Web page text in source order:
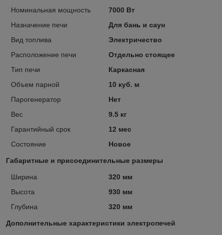
Номинальная мощность
7000 Вт
Назначение печи
Для бань и саун
Вид топлива
Электричество
Расположение печи
Отдельно стоящее
Тип печи
Каркасная
Объем парной
10 куб. м
Парогенератор
Нет
Вес
9.5 кг
Гарантийный срок
12 мес
Состояние
Новое
Габаритные и присоединительные размеры
Ширина
320 мм
Высота
930 мм
Глубина
320 мм
Дополнительные характеристики электропечей